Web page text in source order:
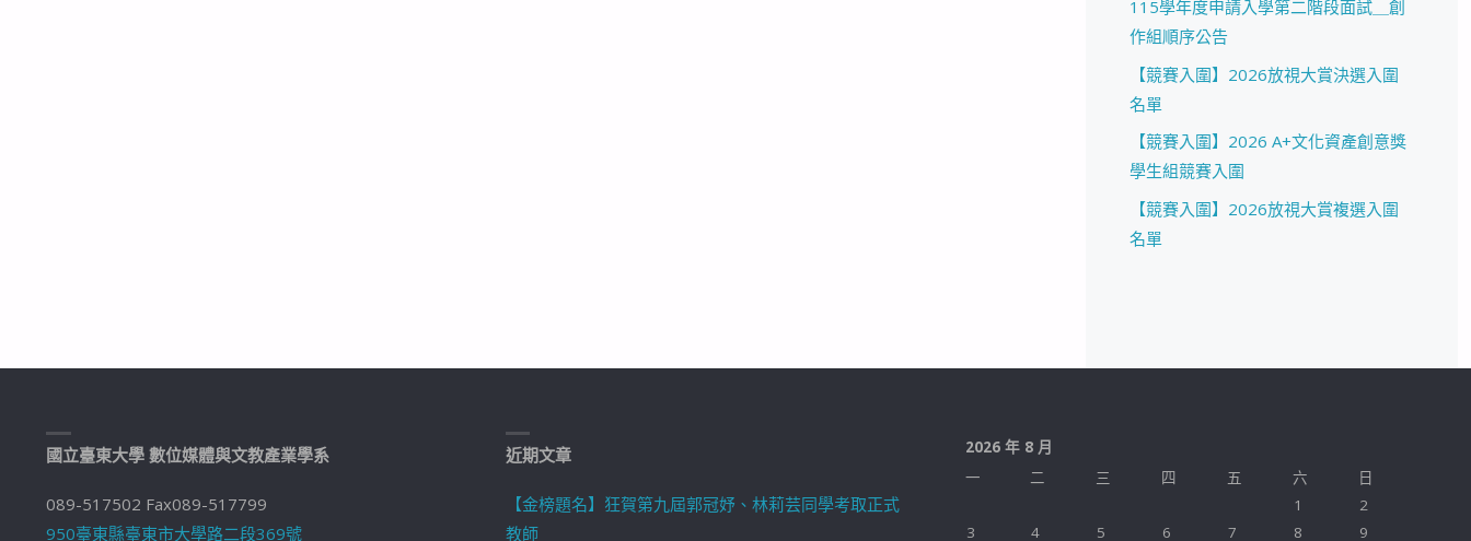
115學年度申請入學第二階段面試＿創
作組順序公告
【競賽入圍】2026放視大賞決選入圍
名單
【競賽入圍】2026 A+文化資產創意獎
學生組競賽入圍
【競賽入圍】2026放視大賞複選入圍
名單
國立臺東大學 數位媒體與文教產業學系
089-517502 Fax089-517799
950臺東縣臺東市大學路二段369號
近期文章
【金榜題名】狂賀第九屆郭冠妤、林莉芸同學考取正式
教師
2026 年 8 月
一
二 三 四 五 六
日
1
2
3
4 5 6 7 8 9